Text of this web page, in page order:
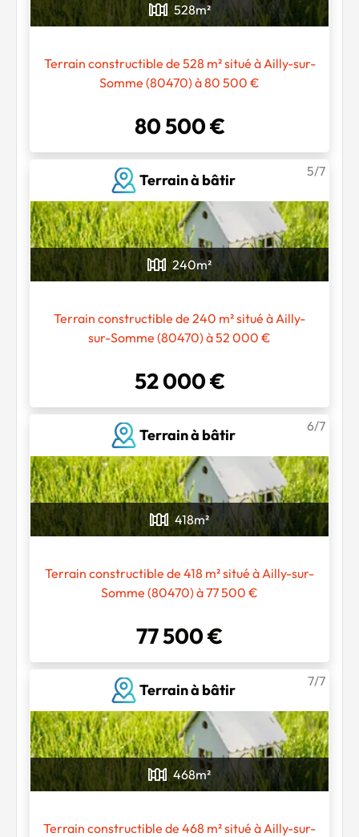
Chargement...
528m²
Terrain constructible de 528 m² situé à Ailly-sur-
Somme (80470) à 80 500 €
80 500 €
Terrain à bâtir
5/7
240m²
Terrain constructible de 240 m² situé à Ailly-
sur-Somme (80470) à 52 000 €
52 000 €
Terrain à bâtir
6/7
418m²
Terrain constructible de 418 m² situé à Ailly-sur-
Somme (80470) à 77 500 €
77 500 €
Terrain à bâtir
7/7
468m²
Terrain constructible de 468 m² situé à Ailly-sur-